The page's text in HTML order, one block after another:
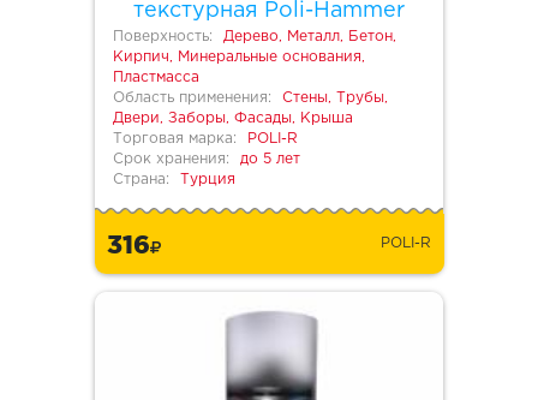
текстурная Poli-Hammer
Поверхность:
Дерево, Металл, Бетон,
Кирпич, Минеральные основания,
Пластмасса
Область применения:
Стены, Трубы,
Двери, Заборы, Фасады, Крыша
Торговая марка:
POLI-R
Срок хранения:
до 5 лет
Страна:
Турция
316 POLI-R